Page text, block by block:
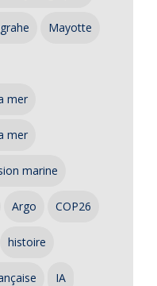
Mayotte
mer
mer
marine
Argo COP26
histoire
IA